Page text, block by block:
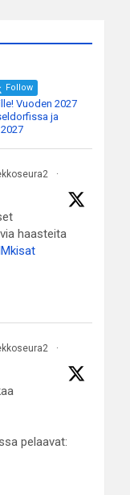
Follow
Vuoden 2027
ja
·
haasteita
·
pelaavat: